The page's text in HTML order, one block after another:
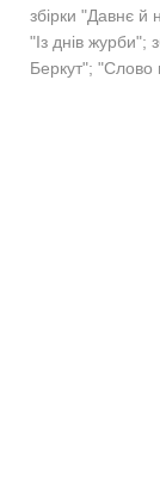
збірки "Давнє й
"Із днів журби";
Беркут"; "Слово